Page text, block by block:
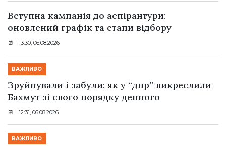
Вступна кампанія до аспірантури:
оновлений графік та етапи відбору
13:30, 06.08.2026
ВАЖЛИВО
Зруйнували і забули: як у “днр” викреслили
Бахмут зі свого порядку денного
12:31, 06.08.2026
ВАЖЛИВО